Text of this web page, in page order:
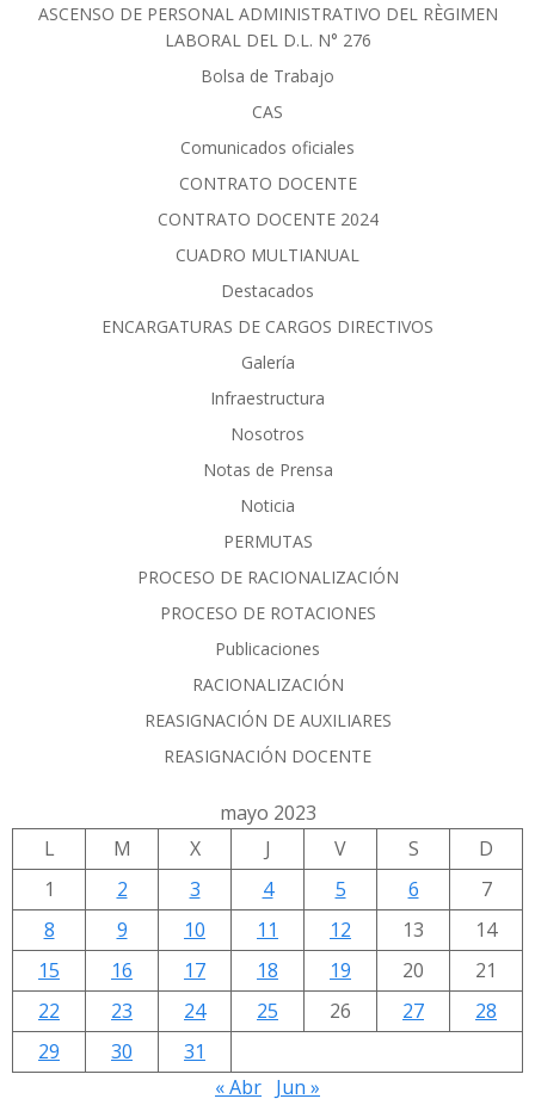
ASCENSO DE PERSONAL ADMINISTRATIVO DEL RÈGIMEN
LABORAL DEL D.L. N° 276
Bolsa de Trabajo
CAS
Comunicados oficiales
CONTRATO DOCENTE
CONTRATO DOCENTE 2024
CUADRO MULTIANUAL
Destacados
ENCARGATURAS DE CARGOS DIRECTIVOS
Galería
Infraestructura
Nosotros
Notas de Prensa
Noticia
PERMUTAS
PROCESO DE RACIONALIZACIÓN
PROCESO DE ROTACIONES
Publicaciones
RACIONALIZACIÓN
REASIGNACIÓN DE AUXILIARES
REASIGNACIÓN DOCENTE
mayo 2023
L
M X J V S
D
1
2 3 4 5 6
7
8
9 10 11 12 13
14
15
16 17 18 19 20
21
22
23 24 25 26 27
28
29
30
31
« Abr Jun »